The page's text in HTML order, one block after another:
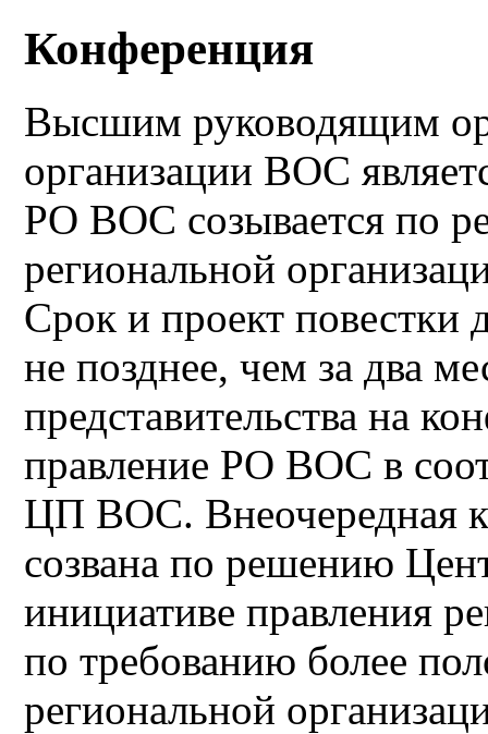
Конференция
Высшим руководящим
организации ВОС
РО ВОС созывается по
региональной
Срок и проект повестки
не позднее, чем за два
представительства на
правление РО ВОС в
ЦП ВОС. Внеочередная
созвана по решению
инициативе правления
по требованию более
региональной